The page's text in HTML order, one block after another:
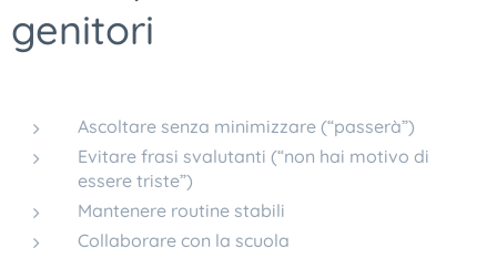
genitori
Ascoltare senza minimizzare (“passerà”)
Evitare frasi svalutanti (“non hai motivo di
essere triste”)
Mantenere routine stabili
Collaborare con la scuola